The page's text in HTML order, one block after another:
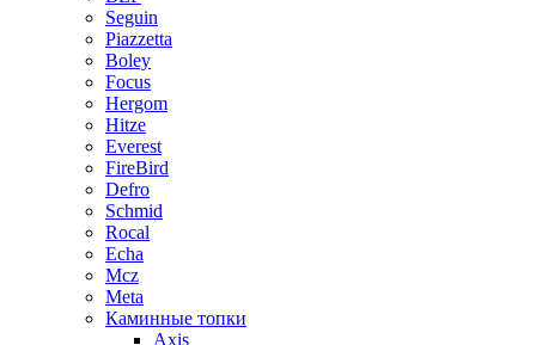
Seguin
Piazzetta
Boley
Focus
Hergom
Hitze
Everest
FireBird
Defro
Schmid
Rocal
Echa
Mcz
Meta
Каминные топки
Axis